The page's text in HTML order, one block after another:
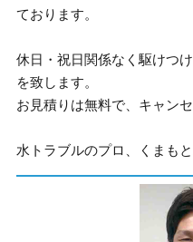
ております。
休日・祝日関係なく駆けつ
を致します。
お見積りは無料で、キャン
水トラブルのプロ、くまも